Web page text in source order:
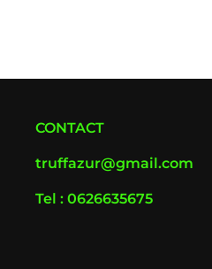
CONTACT
truffazur@gmail.com
Tel : 0626635675